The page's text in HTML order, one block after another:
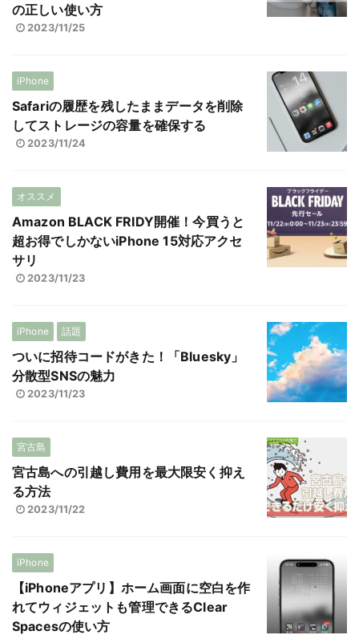
の正しい使い方
2023/11/25
iPhone
Safariの履歴を残したままデータを削除
してストレージの容量を確保する
2023/11/24
オススメ
Amazon BLACK FRIDY開催！今買うと
超お得でしかないiPhone 15対応アクセ
サリ
2023/11/23
iPhone 話題
ついに招待コードがきた！「Bluesky」
分散型SNSの魅力
2023/11/23
宮古島
宮古島への引越し費用を最大限安く抑え
る方法
2023/11/22
iPhone
【iPhoneアプリ】ホーム画面に空白を作
れてウィジェットも管理できるClear
Spacesの使い方